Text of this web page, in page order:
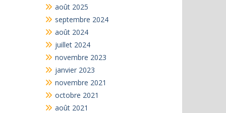
août 2025
septembre 2024
août 2024
juillet 2024
novembre 2023
janvier 2023
novembre 2021
octobre 2021
août 2021